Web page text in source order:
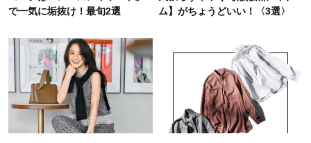
で一気に垢抜け！最旬2選
ム】がちょうどいい！〈3選〉